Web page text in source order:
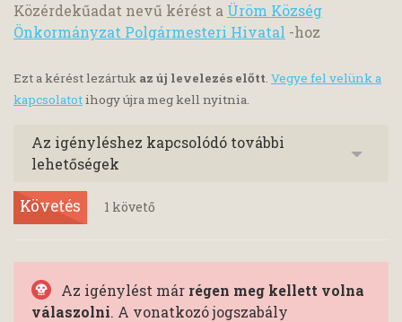
Közérdekűadat nevű kérést a Üröm Község
Önkormányzat Polgármesteri Hivatal -hoz
Ezt a kérést lezártuk az új levelezés előtt. Vegye fel velünk a
kapcsolatotihogy újra meg kell nyitnia.
Az igényléshez kapcsolódó további
lehetőségek
Követés 1 követő
Az igénylést már régen meg kellett volna
válaszolni. A vonatkozó jogszabály